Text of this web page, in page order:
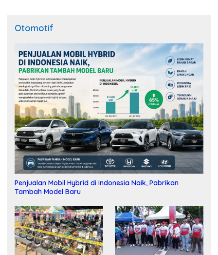
Otomotif
Penjualan Mobil Hybrid di Indonesia Naik, Pabrikan
Tambah Model Baru